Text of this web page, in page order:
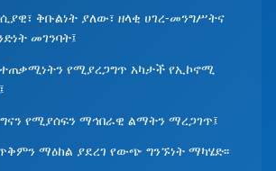
ቅቡልነት ያለው፣ ዘላቂ ሀገረ-መንግሥትና
መገንባት፤
የሚያረጋግጥ አካታች የኢኮኖሚ
የሚያሰፍን ማኅበራዊ ልማትን ማረጋገጥ፤
ማዕከል ያደረገ የውጭ ግንኙነት ማካሄድ፡፡